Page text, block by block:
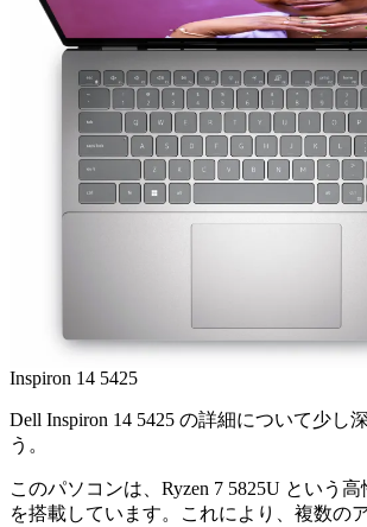
Inspiron 14 5425
Dell Inspiron 14 5425 の詳細について少し
う。
このパソコンは、Ryzen 7 5825U という
を搭載しています。これにより、複数の